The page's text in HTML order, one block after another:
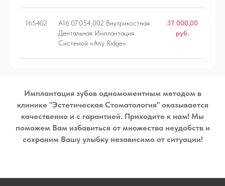
165402
A16.07.054.002 Внутрикостная
Дентальная Имплантация
Системой «Any Ridge»
37 000,00
руб.
Имплантация зубов одномоментным методом в
клинике "Эстетическая Стоматология" оказывается
качественно и с гарантией. Приходите к нам! Мы
поможем Вам избавиться от множества неудобств и
сохраним Вашу улыбку независимо от ситуации!
ХИРУРГИЯ
ОРТОДОНТИЯ
ЗУБОВ